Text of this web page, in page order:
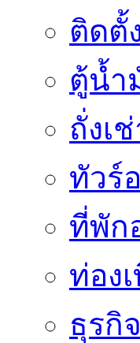
ติดตั้
ตู้น้ำ
ถั่งเ
ทัวร์
ที่พัก
ท่อง
ธุรกิจ